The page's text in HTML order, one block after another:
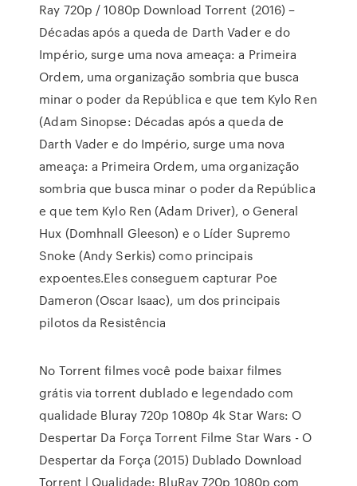
Ray 720p / 1080p Download Torrent (2016) –
Décadas após a queda de Darth Vader e do
Império, surge uma nova ameaça: a Primeira
Ordem, uma organização sombria que busca
minar o poder da República e que tem Kylo Ren
(Adam Sinopse: Décadas após a queda de
Darth Vader e do Império, surge uma nova
ameaça: a Primeira Ordem, uma organização
sombria que busca minar o poder da República
e que tem Kylo Ren (Adam Driver), o General
Hux (Domhnall Gleeson) e o Líder Supremo
Snoke (Andy Serkis) como principais
expoentes.Eles conseguem capturar Poe
Dameron (Oscar Isaac), um dos principais
pilotos da Resistência
No Torrent filmes você pode baixar filmes
grátis via torrent dublado e legendado com
qualidade Bluray 720p 1080p 4k Star Wars: O
Despertar Da Força Torrent Filme Star Wars - O
Despertar da Força (2015) Dublado Download
Torrent | Qualidade: BluRay 720p 1080p com